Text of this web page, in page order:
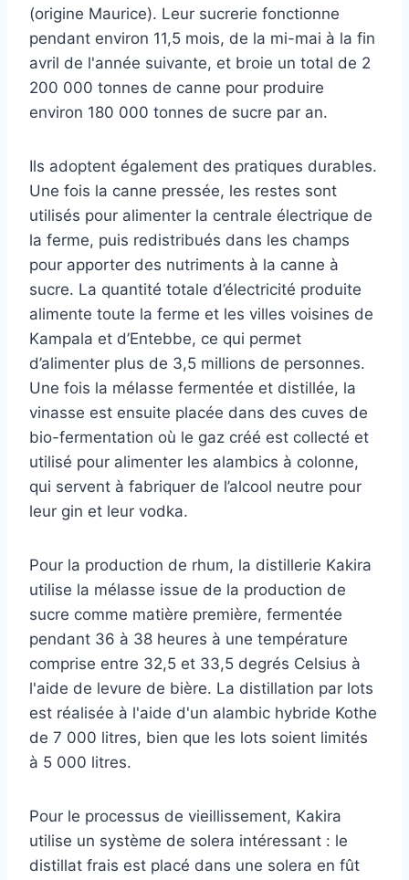
(origine Maurice). Leur sucrerie fonctionne
pendant environ 11,5 mois, de la mi-mai à la fin
avril de l'année suivante, et broie un total de 2
200 000 tonnes de canne pour produire
environ 180 000 tonnes de sucre par an.
Ils adoptent également des pratiques durables.
Une fois la canne pressée, les restes sont
utilisés pour alimenter la centrale électrique de
la ferme, puis redistribués dans les champs
pour apporter des nutriments à la canne à
sucre. La quantité totale d’électricité produite
alimente toute la ferme et les villes voisines de
Kampala et d’Entebbe, ce qui permet
d’alimenter plus de 3,5 millions de personnes.
Une fois la mélasse fermentée et distillée, la
vinasse est ensuite placée dans des cuves de
bio-fermentation où le gaz créé est collecté et
utilisé pour alimenter les alambics à colonne,
qui servent à fabriquer de l’alcool neutre pour
leur gin et leur vodka.
Pour la production de rhum, la distillerie Kakira
utilise la mélasse issue de la production de
sucre comme matière première, fermentée
pendant 36 à 38 heures à une température
comprise entre 32,5 et 33,5 degrés Celsius à
l'aide de levure de bière. La distillation par lots
est réalisée à l'aide d'un alambic hybride Kothe
de 7 000 litres, bien que les lots soient limités
à 5 000 litres.
Pour le processus de vieillissement, Kakira
utilise un système de solera intéressant : le
distillat frais est placé dans une solera en fût